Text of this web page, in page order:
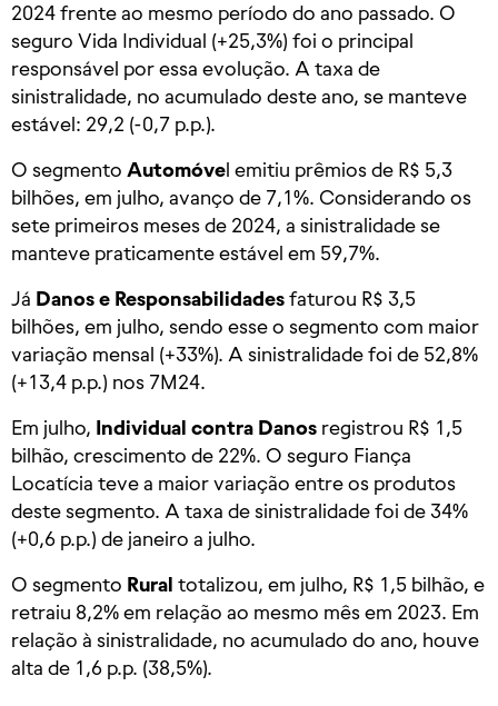
2024 frente ao mesmo período do ano passado. O
seguro Vida Individual (+25,3%) foi o principal
responsável por essa evolução. A taxa de
sinistralidade, no acumulado deste ano, se manteve
estável: 29,2 (-0,7 p.p.).
O segmento Automóvel emitiu prêmios de R$ 5,3
bilhões, em julho, avanço de 7,1%. Considerando os
sete primeiros meses de 2024, a sinistralidade se
manteve praticamente estável em 59,7%.
Já Danos e Responsabilidadesfaturou R$ 3,5
bilhões, em julho, sendo esse o segmento com maior
variação mensal (+33%). A sinistralidade foi de 52,8%
(+13,4 p.p.) nos 7M24.
Em julho, Individual contra Danos registrou R$ 1,5
bilhão, crescimento de 22%. O seguro Fiança
Locatícia teve a maior variação entre os produtos
deste segmento. A taxa de sinistralidade foi de 34%
(+0,6 p.p.) de janeiro a julho.
O segmento Rural totalizou, em julho, R$ 1,5 bilhão, e
retraiu 8,2% em relação ao mesmo mês em 2023. Em
relação à sinistralidade, no acumulado do ano, houve
alta de 1,6 p.p. (38,5%).